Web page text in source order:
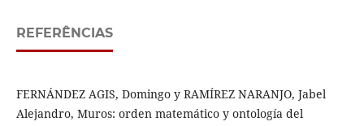
REFERÊNCIAS
FERNÁNDEZ AGIS, Domingo y RAMÍREZ NARANJO, Jabel
Alejandro, Muros: orden matemático y ontología del